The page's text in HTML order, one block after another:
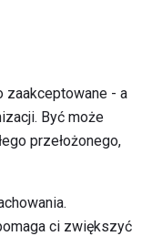
zaakceptowane - a
Być może
przełożonego,
ci zwiększyć